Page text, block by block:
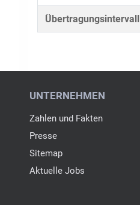
Übertragungsintervall